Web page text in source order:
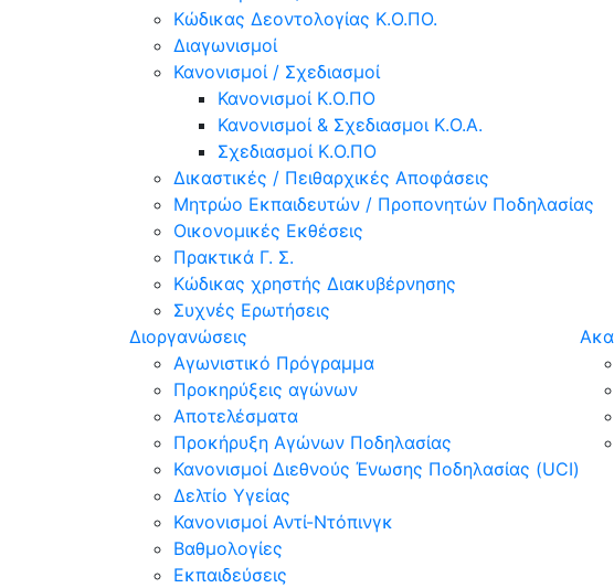
Κώδικας Δεοντολογίας Κ.Ο.ΠΟ.
Διαγωνισμοί
Κανονισμοί / Σχεδιασμοί
Κανονισμοί Κ.Ο.ΠΟ
Κανονισμοί & Σχεδιασμοι Κ.Ο.Α.
Σχεδιασμοί Κ.Ο.ΠΟ
Δικαστικές / Πειθαρχικές Αποφάσεις
Μητρώο Εκπαιδευτών / Προπονητών Ποδηλασίας
Οικονομικές Εκθέσεις
Πρακτικά Γ. Σ.
Κώδικας χρηστής Διακυβέρνησης
Συχνές Ερωτήσεις
Διοργανώσεις
Αγωνιστικό Πρόγραμμα
Προκηρύξεις αγώνων
Αποτελέσματα
Προκήρυξη Αγώνων Ποδηλασίας
Κανονισμοί Διεθνούς Ένωσης Ποδηλασίας (UCI)
Δελτίο Υγείας
Κανονισμοί Αντί-Ντόπινγκ
Βαθμολογίες
Εκπαιδεύσεις